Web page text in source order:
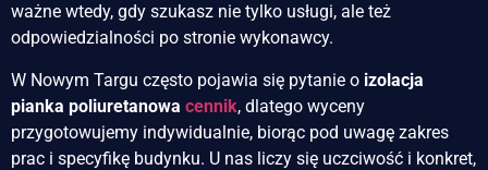
ważne wtedy, gdy szukasz nie tylko usługi, ale też
odpowiedzialności po stronie wykonawcy.
W Nowym Targu często pojawia się pytanie o izolacja
pianka poliuretanowa cennik, dlatego wyceny
przygotowujemy indywidualnie, biorąc pod uwagę zakres
prac i specyfikę budynku. U nas liczy się uczciwość i konkret,